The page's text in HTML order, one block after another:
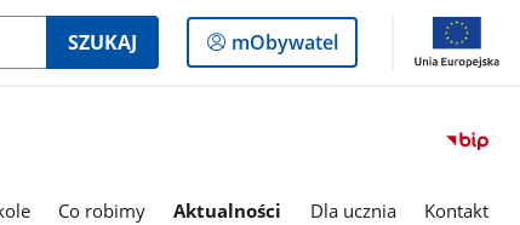
SZUKAJ
Logowanie
do
mObywatel
Co robimy Aktualności Dla ucznia Kontakt